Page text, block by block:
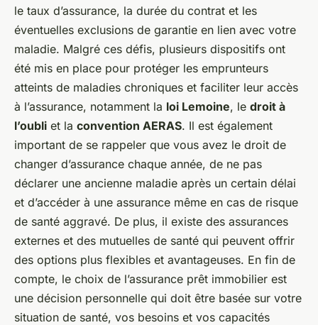
le taux d’assurance, la durée du contrat et les
éventuelles exclusions de garantie en lien avec votre
maladie. Malgré ces défis, plusieurs dispositifs ont
été mis en place pour protéger les emprunteurs
atteints de maladies chroniques et faciliter leur accès
à l’assurance, notamment la loi Lemoine, le droit à
l’oubli et la convention AERAS. Il est également
important de se rappeler que vous avez le droit de
changer d’assurance chaque année, de ne pas
déclarer une ancienne maladie après un certain délai
et d’accéder à une assurance même en cas de risque
de santé aggravé. De plus, il existe des assurances
externes et des mutuelles de santé qui peuvent offrir
des options plus flexibles et avantageuses. En fin de
compte, le choix de l’assurance prêt immobilier est
une décision personnelle qui doit être basée sur votre
situation de santé, vos besoins et vos capacités